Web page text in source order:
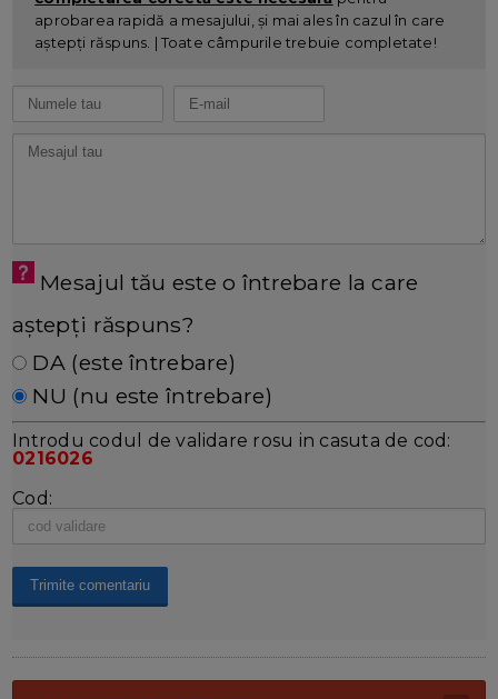
aprobarea rapidă a mesajului, și mai ales în cazul în care
aștepți răspuns. | Toate câmpurile trebuie completate!
Mesajul tău este o întrebare la care
aștepți răspuns?
DA (este întrebare)
NU (nu este întrebare)
Introdu codul de validare rosu in casuta de cod:
0216026
Cod: